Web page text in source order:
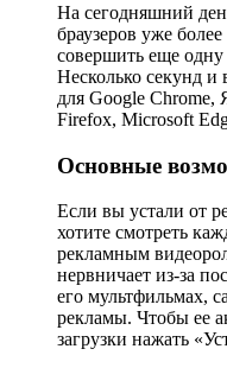
На сегодняшний
браузеров уже
совершить еще
Несколько секунд
для Google Chrome,
Firefox, Microsoft
Основные
Если вы устали от
хотите смотреть
рекламным
нервничает из-за
его мультфильмах,
рекламы. Чтобы ее
загрузки нажать